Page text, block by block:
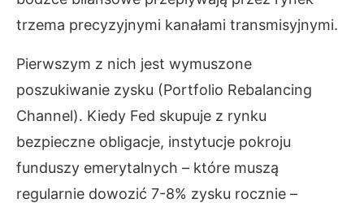
trzema precyzyjnymi kanałami transmisyjnymi.
Pierwszym z nich jest wymuszone
poszukiwanie zysku (Portfolio Rebalancing
Channel). Kiedy Fed skupuje z rynku
bezpieczne obligacje, instytucje pokroju
funduszy emerytalnych – które muszą
regularnie dowozić 7-8% zysku rocznie –